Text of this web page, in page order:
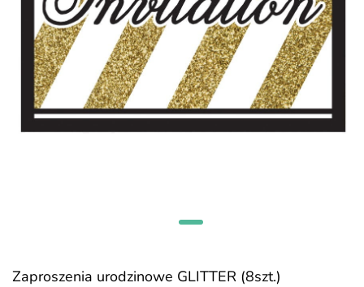
Zaproszenia urodzinowe GLITTER (8szt.)